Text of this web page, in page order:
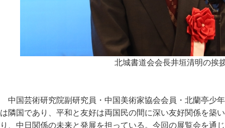
北城書道会会長井垣清明の挨
中国芸術研究院副研究員・中国美術家協会会員・北蘭亭少
は隣国であり、平和と友好は両国民の間に深い友好関係を築
り、中日関係の未来と発展を担っている。今回の展覧会を通